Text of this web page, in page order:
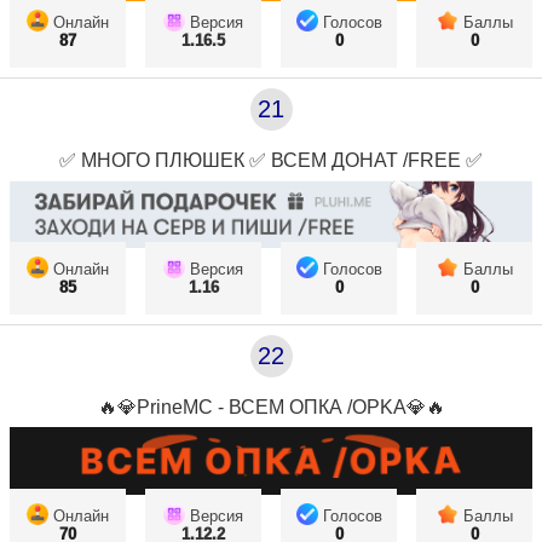
Онлайн
87
Версия
1.16.5
Голосов
0
Баллы
0
21
✅ МНОГО ПЛЮШЕК ✅ ВСЕМ ДОНАТ /FREE ✅
Онлайн
85
Версия
1.16
Голосов
0
Баллы
0
22
🔥💎PrineMC - ВСЕМ ОПКА /OPKA💎🔥
Онлайн
70
Версия
1.12.2
Голосов
0
Баллы
0